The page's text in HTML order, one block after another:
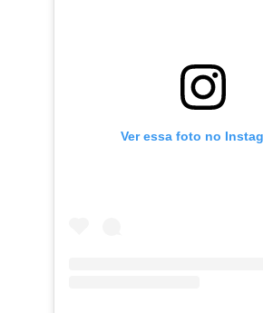
Ver essa foto no